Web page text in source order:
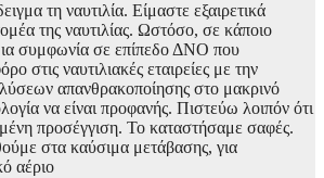
τη ναυτιλία. Είμαστε εξαιρετικά
της ναυτιλίας. Ωστόσο, σε κάποιο
συμφωνία σε επίπεδο ΔΝΟ που
στις ναυτιλιακές εταιρείες με την
απανθρακοποίησης στο μακρινό
να είναι προφανής. Πιστεύω λοιπόν ότι
προσέγγιση. Το καταστήσαμε σαφές.
στα καύσιμα μετάβασης, για
αέριο